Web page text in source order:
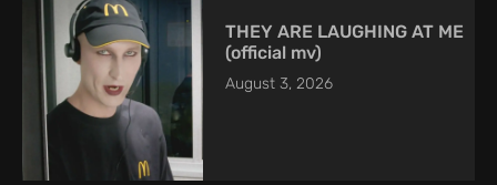
THEY ARE LAUGHING AT ME
(official mv)
August 3, 2026